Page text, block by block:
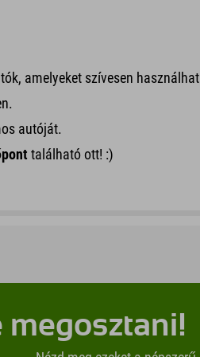
amelyeket szívesen
autóját.
található ott! :)
megosztani!